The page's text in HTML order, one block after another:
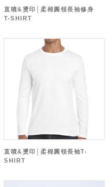
直噴&燙印│柔棉圓領長袖修身
T-SHIRT
直噴&燙印│柔棉圓領長袖T-
SHIRT